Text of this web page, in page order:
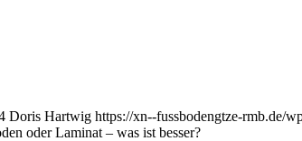
Doris Hartwig https://xn--fussbodengtze-rmb.de/
oder Laminat – was ist besser?